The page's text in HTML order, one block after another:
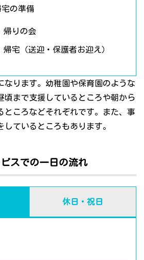
宅の準備
帰りの会
帰宅（送迎・保護者お迎え）
ります。幼稚園や保育園のような
頃まで支援しているところや朝から
ところなどそれぞれです。また、事
ているところもあります。
スでの一日の流れ
休日・祝日